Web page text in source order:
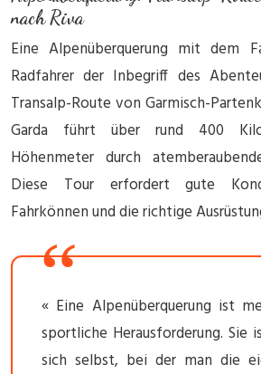
nach Riva
Eine Alpenüberquerung mit dem
Radfahrer der Inbegriff des
Transalp-Route von Garmisch-
Garda führt über rund 400
Höhenmeter durch
Diese Tour erfordert gute
Fahrkönnen und die richtige
« Eine Alpenüberquerung ist
sportliche Herausforderung. Sie
sich selbst, bei der man die